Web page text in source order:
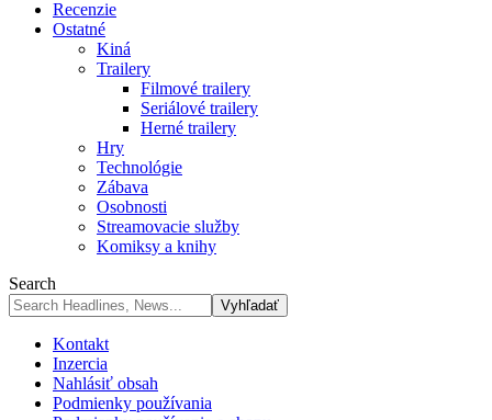
Recenzie
Ostatné
Kiná
Trailery
Filmové trailery
Seriálové trailery
Herné trailery
Hry
Technológie
Zábava
Osobnosti
Streamovacie služby
Komiksy a knihy
Search
Kontakt
Inzercia
Nahlásiť obsah
Podmienky používania